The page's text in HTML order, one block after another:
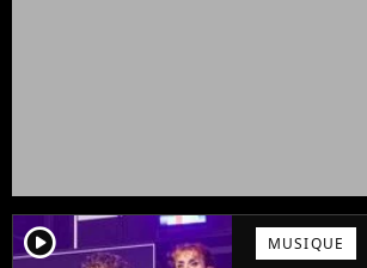
player2 MUSIQUE